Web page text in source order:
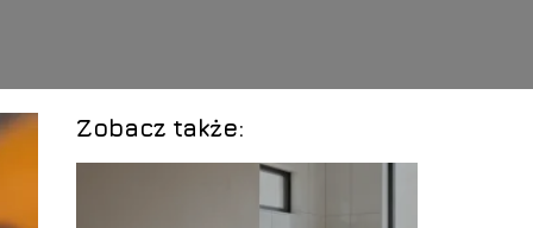
Zobacz także: